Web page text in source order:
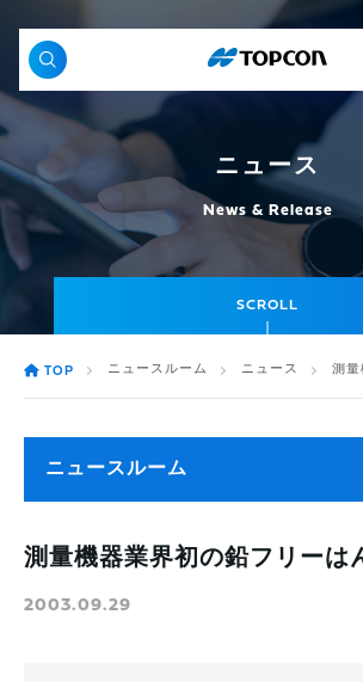
ニュース
News & Release
SCROLL
TOP ニュースルーム ニュース 測量
ニュースルーム
測量機器業界初の鉛フリーは
2003.09.29